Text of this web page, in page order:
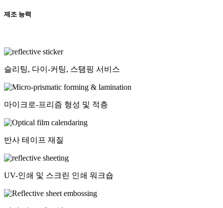
제조 능력
슬리팅, 다이-커팅, 스탬핑 서비스
마이크로-프리즘 형성 및 적층
반사 테이프 재질
UV-인쇄 및 스크린 인쇄 워크숍